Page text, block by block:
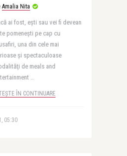
Amalia Nita
ai fost, eşti sau vei fi devean
pomeneşti pe cap cu
una din cele mai
şi spectaculoase
de meals and
..
ÎN CONTINUARE
05:30